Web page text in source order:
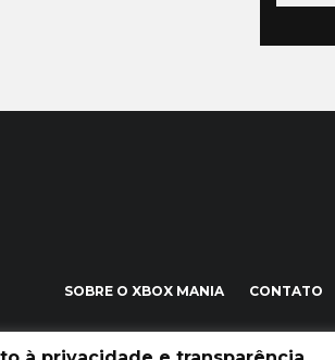
SOBRE O XBOX MANIA CONTATO